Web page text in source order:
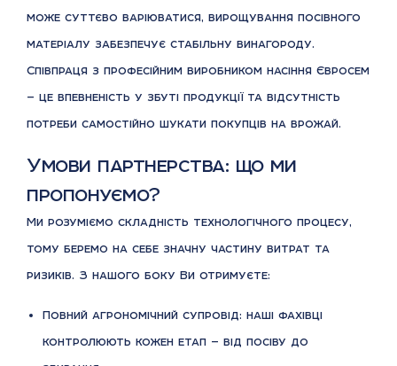
може суттєво варіюватися, вирощування посівного
матеріалу забезпечує стабільну винагороду.
Співпраця з професійним виробником насіння Євросем
— це впевненість у збуті продукції та відсутність
потреби самостійно шукати покупців на врожай.
Умови партнерства: що ми
пропонуємо?
Ми розуміємо складність технологічного процесу,
тому беремо на себе значну частину витрат та
ризиків. З нашого боку Ви отримуєте:
Повний агрономічний супровід: наші фахівці
контролюють кожен етап — від посіву до